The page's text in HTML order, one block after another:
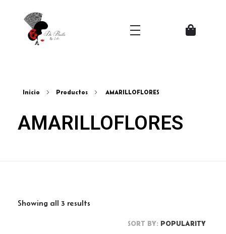
Inicio Productos AMARILLOFLORES
AMARILLOFLORES
Showing all 3 results
SORT BY: POPULARITY